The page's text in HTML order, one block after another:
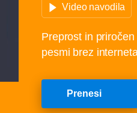
Video navodila
Preprost in
pesmi brez
Prenesi